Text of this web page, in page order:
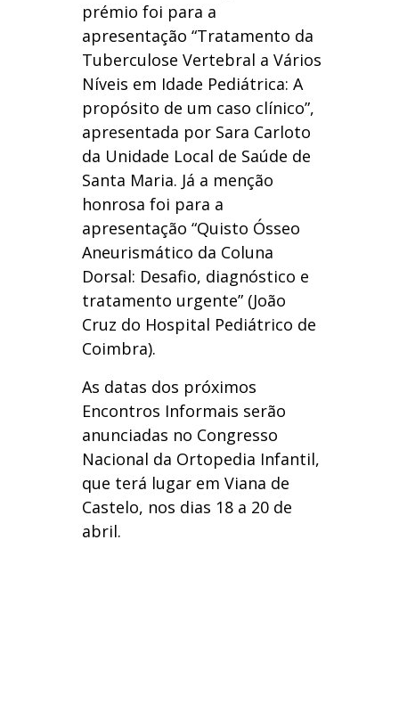
prémio foi para a
apresentação “Tratamento da
Tuberculose Vertebral a Vários
Níveis em Idade Pediátrica: A
propósito de um caso clínico”,
apresentada por Sara Carloto
da Unidade Local de Saúde de
Santa Maria. Já a menção
honrosa foi para a
apresentação “Quisto Ósseo
Aneurismático da Coluna
Dorsal: Desafio, diagnóstico e
tratamento urgente” (João
Cruz do Hospital Pediátrico de
Coimbra).
As datas dos próximos
Encontros Informais serão
anunciadas no Congresso
Nacional da Ortopedia Infantil,
que terá lugar em Viana de
Castelo, nos dias 18 a 20 de
abril.